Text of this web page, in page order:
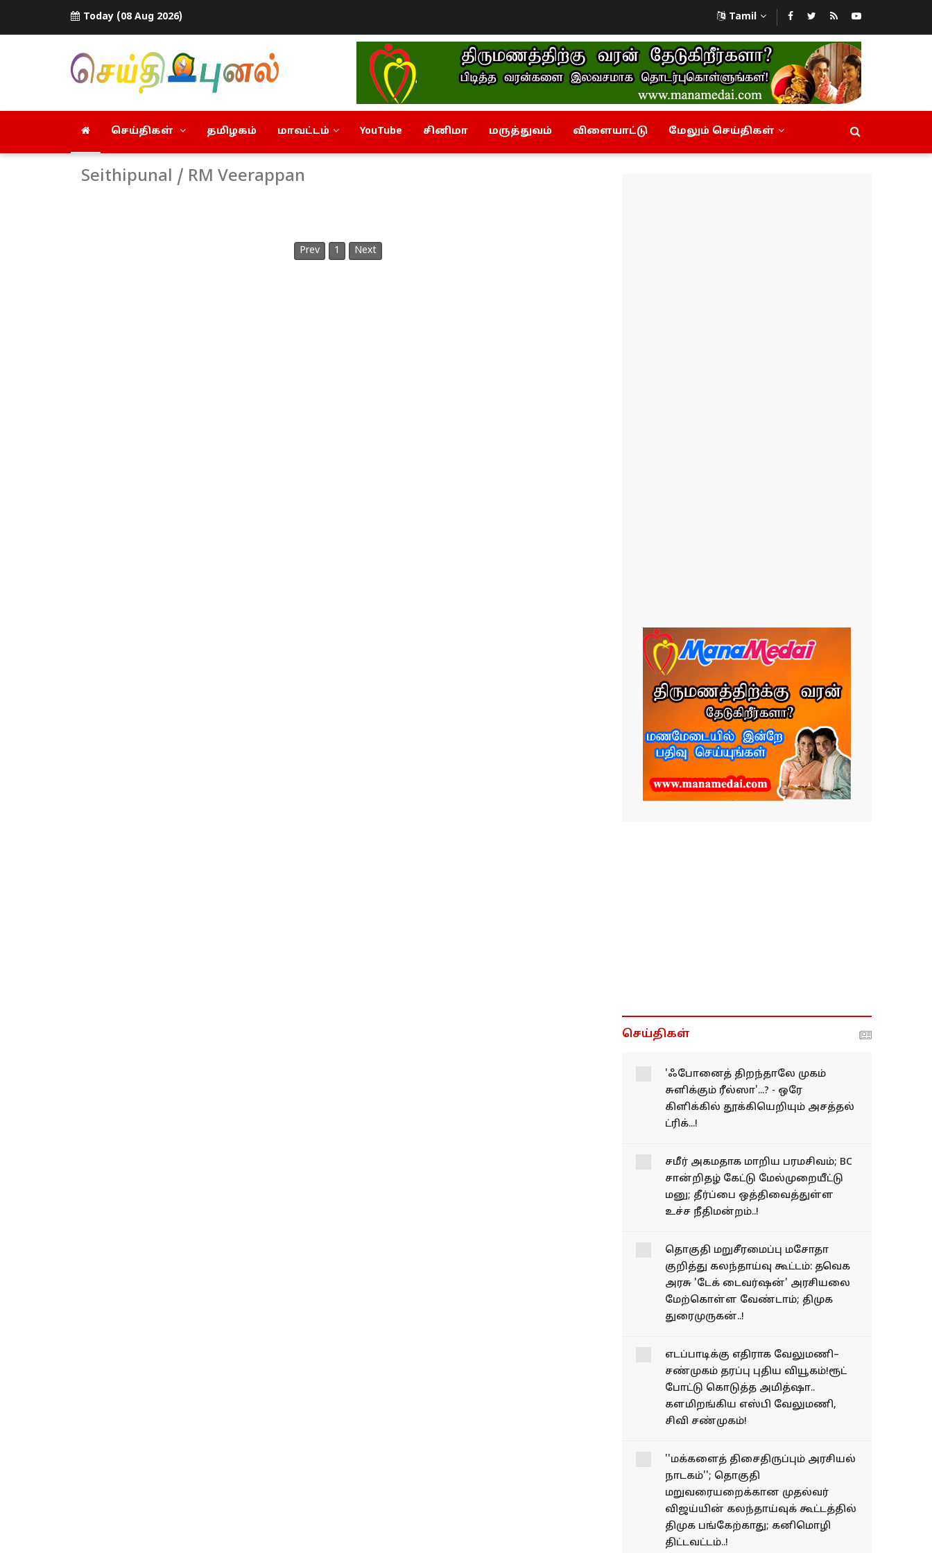
Today (08 Aug 2026) Tamil
செய்திகள் தமிழகம் மாவட்டம் YouTube சினிமா மருத்துவம் விளையாட்டு மேலும் செய்திகள்
Seithipunal / RM Veerappan
Prev 1 Next
செய்திகள்
'ஃபோனைத் திறந்தாலே
முகம் சுளிக்கும் ரீல்ஸா'...?
- ஒரே கிளிக்கில்
சமீர் அகமதாக மாறிய பரமசிவம்; BC
சான்றிதழ் கேட்டு மேல்​முறையீட்டு
மனு; தீர்ப்பை ஒத்திவைத்துள்ள
தொகுதி மறுசீரமைப்பு
மசோதா குறித்து
கலந்தாய்வு கூட்டம்:
தவெக அரசு 'டேக் டைவர்​
கொள்ள வேண்​டாம்;
திமுக துரைமுருகன்..!
எடப்பாடிக்கு எதிராக
வேலுமணி–சண்முகம்
போட்டு கொடுத்த
அமித்ஷா.. களமிறங்கிய
எஸ்பி வேலுமணி, சிவி
சண்முகம்!
''மக்களைத் திசைதிருப்பும் அரசியல்